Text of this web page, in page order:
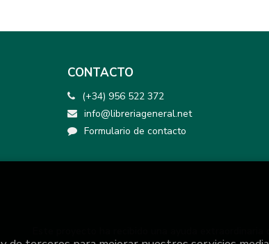
CONTACTO
(+34) 956 522 372
info@libreriageneral.net
Formulario de contacto